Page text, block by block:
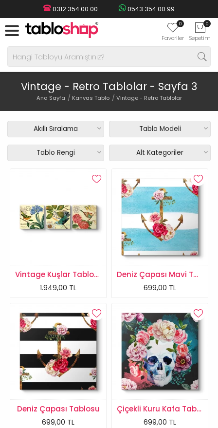
0312 354 00 00 0543 354 00 99
0
Favoriler
0
Sepetim
Vintage - Retro Tablolar - Sayfa 3
Ana Sayfa Kanvas Tablo Vintage - Retro Tablolar
Akıllı Sıralama Tablo Modeli
Tablo Rengi Alt Kategoriler
Vintage Kuşlar Tablosu
1.949,00 TL
Deniz Çapası Mavi Tablo
699,00 TL
Deniz Çapası Tablosu
699,00 TL
Çiçekli Kuru Kafa Tablosu
699,00 TL